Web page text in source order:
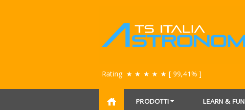
Rating: ★ ★ ★ ★ ★ [ 99,41% ]
PRODOTTI LEARN & FUN